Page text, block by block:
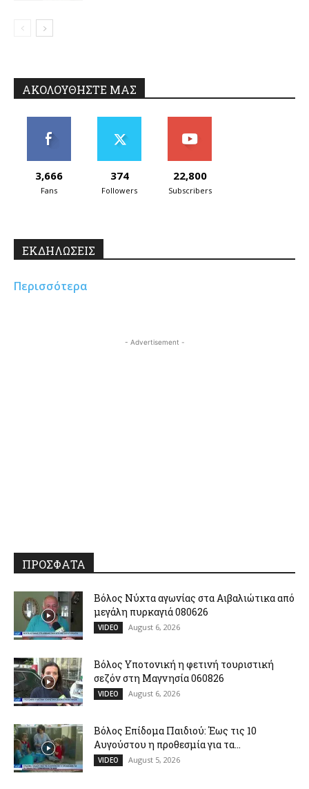
ΑΚΟΛΟΥΘΗΣΤΕ ΜΑΣ
3,666
Fans
374
Followers
22,800
Subscribers
ΕΚΔΗΛΩΣΕΙΣ
Περισσότερα
- Advertisement -
ΠΡΟΣΦΑΤΑ
Βόλος Νύχτα αγωνίας στα Αιβαλιώτικα από
μεγάλη πυρκαγιά 080626
VIDEO August 6, 2026
Βόλος Υποτονική η φετινή τουριστική
σεζόν στη Μαγνησία 060826
VIDEO August 6, 2026
Βόλος Επίδομα Παιδιού: Έως τις 10
Αυγούστου η προθεσμία για τα...
VIDEO August 5, 2026